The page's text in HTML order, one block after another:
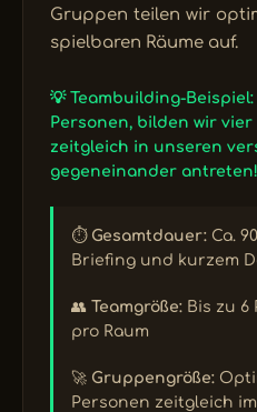
Gruppen teilen wir
spielbaren Räume auf.
💡 Teambuilding-
Personen, bilden wir vier
zeitgleich in unseren
gegeneinander antreten!
⏱️ Gesamtdauer: Ca.
Briefing und kurzem
👥 Teamgröße: Bis zu
pro Raum
🚀 Gruppengröße:
Personen zeitgleich